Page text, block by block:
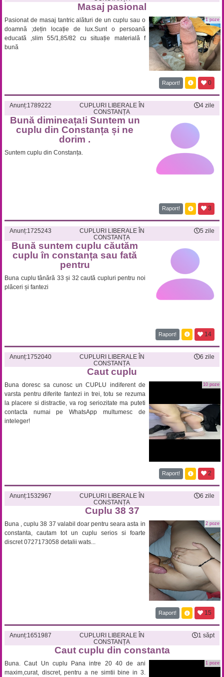
Masaj pasional
Pasionat de masaj tantric alături de un cuplu sau o
doamnă ;dețin locație de lux.Sunt o persoană
educată ,slim 55/1,85/82 cu situație materială f
bună
1 poze
Raport! 0
Anunț:1789222
CUPLURI LIBERALE ÎN
CONSTANȚA
4 zile
Bună dimineața!i Suntem un
cuplu din Constanța și ne
dorim .
Suntem cuplu din Constanța.
Raport! 3
Anunț:1725243
CUPLURI LIBERALE ÎN
CONSTANȚA
5 zile
Bună suntem cuplu căutăm
cuplu în constanța sau fată
pentru
Buna cuplu tânără 33 și 32 caută cupluri pentru noi
plăceri și fantezi
Raport! 14
Anunț:1752040
CUPLURI LIBERALE ÎN
CONSTANȚA
6 zile
Caut cuplu
Buna doresc sa cunosc un CUPLU indiferent de
varsta pentru diferite fantezi in trei, totu se rezuma
la placere si distractie, va rog seriozitate ma puteti
contacta numai pe WhatsApp multumesc de
inteleger!
10 poze
Raport! 2
Anunț:1532967
CUPLURI LIBERALE ÎN
CONSTANȚA
6 zile
Cuplu 38 37
Buna , cuplu 38 37 valabil doar pentru seara asta in
constanta, cautam tot un cuplu serios si foarte
discret 0727173058 detalii wats...
2 poze
Raport! 15
Anunț:1651987
CUPLURI LIBERALE ÎN
CONSTANȚA
1 săpt
Caut cuplu din constanta
Buna. Caut Un cuplu Pana intre 20 40 de ani
maxim,curat, discret, pentru a ne simtii bine in 3.
1 poze